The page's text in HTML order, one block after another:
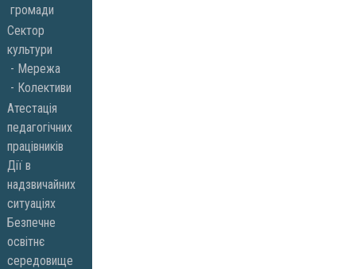
громади
Сектор
культури
Мережа
Колективи
Атестація
педагогічних
працівників
Дії в
надзвичайних
ситуаціях
Безпечне
освітнє
середовище